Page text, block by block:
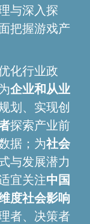
与深入探
把握游戏产
化行业政
企业和从业
划、实现创
探索产业前
据；为社会
与发展潜力
宜关注中国
度社会影响
者、决策者